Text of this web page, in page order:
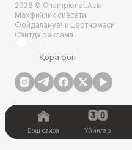
2026 © Championat.Asia
Махфийлик сиёсати
Фойдаланувчи шартномаси
Сайтда реклама
Қора фон
Бош саҳифа Ўйинлар